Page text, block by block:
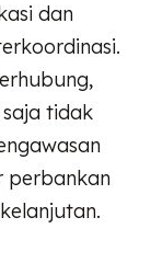
dan
tidak
perbankan